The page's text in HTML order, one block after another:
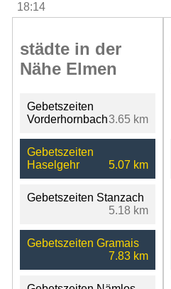
18:14
städte in der
Nähe Elmen
Gebetszeiten
Vorderhornbach3.65 km
Gebetszeiten
Haselgehr
5.07 km
Gebetszeiten Stanzach
5.18 km
Gebetszeiten Gramais
7.83 km